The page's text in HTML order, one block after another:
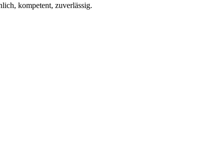
kompetent, zuverlässig.